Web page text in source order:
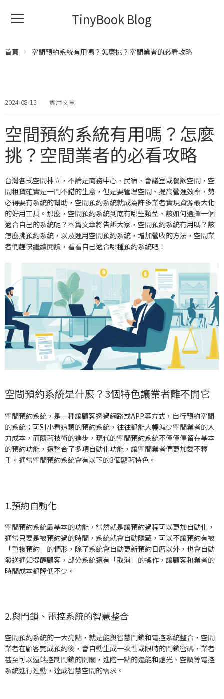
TinyBook Blog
首頁 空間預約系統有用嗎？怎麼挑？空間業者的必看攻略
2024-08-13 實用文章
空間預約系統有用嗎？怎麼
挑？空間業者的必看攻略
台灣各式空間林立，不論是商務中心、民宿、會議室或餐飲空間，空
間租賃確實是一門不錯的生意，但是要管理空間、提高營運效率，勢
必得要有系統的幫助，空間預約系統就成為許多業者實現資源最大化
的好用工具。那麼，空間預約系統到底有哪些類型、該如何選擇一個
適合自己的系統呢？本篇文章將告訴大家，空間預約系統有用嗎？該
怎麼挑預約系統，以及運用空間預約系統，增加營收的方法，空間業
者們趕快繼續閱讀，看看自己適合哪種預約系統吧！
空間預約系統是什麼？3個特色讓業者離不開它
空間預約系統，是一種讓顧客透過網路或APP等方式，自行預約空間
的系統；可別小看這類的預約系統，往往都能大幅減少空間業者的人
力成本，而隨著技術的進步，現代的空間預約系統不僅僅停留在基本
的預約功能，還整合了多項自動化功能，讓空間業者們更加愛不釋
手。通常空間預約系統會有以下的3個顯著特色。
1.預約自動化
空間預約系統最基本的功能，當然就是讓預約過程可以更加自動化，
通常只要是被預約過的時間，系統就會自動隱藏，可以不讓預約有被
「重複預約」的情形，除了系統會自動更新預約日曆以外，也會自動
發送通知提醒顧客，部分系統還有「取消」的操作，讓顧客和業者的
時間成本都降低不少。
2.與門鎖、電控系統的智慧整合
空間預約系統的一大亮點，就是能與智慧門鎖和電控系統整合，空間
業者在顧客完成預約後，會自動生成一次性或限時的門鎖密碼，業者
甚至可以遠端控制門鎖的開關，進階一點的還能和燈光、空調等電控
系統進行連動，達成智慧空間的需求。